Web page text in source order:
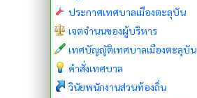
ประกาศเทศบาลเมืองตะลุบัน
เจตจำนนของผู้บริหาร
เทศบัญญัติเทศบาลเมืองตะลุบัน
คำสั่งเทศบาล
วินัยพนักงานส่วนท้องถิ่น